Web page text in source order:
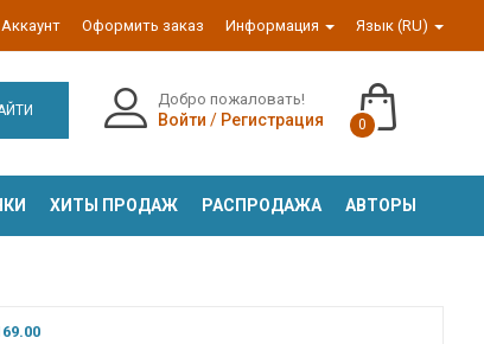
Оформить заказ Информация Язык (RU)
Добро пожаловать!
Войти / Регистрация 0
ХИТЫ ПРОДАЖ РАСПРОДАЖА АВТОРЫ